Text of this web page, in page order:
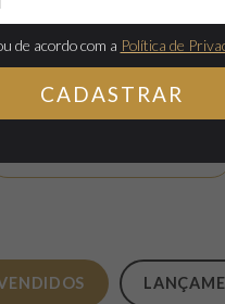
deR$ 139,00
R$ 55,60
de acordo com a Política de
CADASTRAR